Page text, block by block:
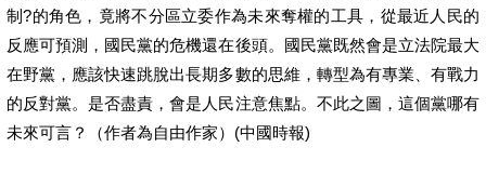
制?的角色，竟將不分區立委作為未來奪權的工具，從最近人民的
反應可預測，國民黨的危機還在後頭。國民黨既然會是立法院最大
在野黨，應該快速跳脫出長期多數的思維，轉型為有專業、有戰力
的反對黨。是否盡責，會是人民注意焦點。不此之圖，這個黨哪有
未來可言？（作者為自由作家）(中國時報)